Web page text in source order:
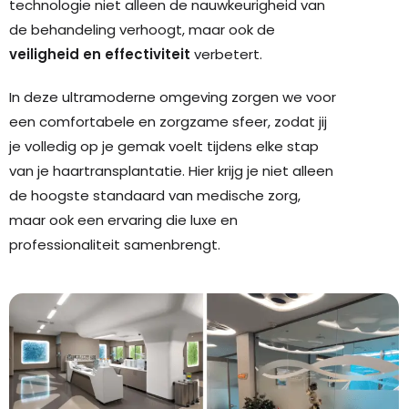
technologie niet alleen de nauwkeurigheid van
de behandeling verhoogt, maar ook de
veiligheid en effectiviteit verbetert.
In deze ultramoderne omgeving zorgen we voor
een comfortabele en zorgzame sfeer, zodat jij
je volledig op je gemak voelt tijdens elke stap
van je haartransplantatie. Hier krijg je niet alleen
de hoogste standaard van medische zorg,
maar ook een ervaring die luxe en
professionaliteit samenbrengt.